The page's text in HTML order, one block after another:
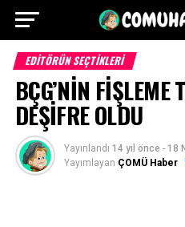
EDITÖRÜN SEÇTIKLERI
BÇG’NİN FİŞLEME
DEŞİFRE OLDU
Yayınlandı 14 yıl önce - 18
Yayımlayan ÇOMÜ Haber